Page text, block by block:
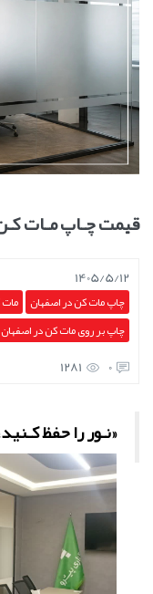
قیمت چـاپ مـات
1405/5/12
چاپ مات کن در اصفهان
چاپ بر روی مات کن در اصفهان
0
1281
«نـور را حفظ